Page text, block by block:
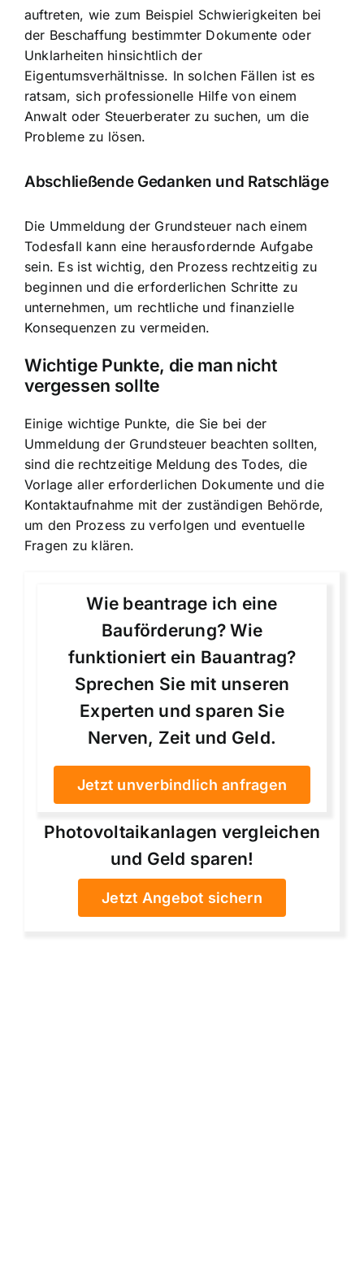
auftreten, wie zum Beispiel Schwierigkeiten bei
der Beschaffung bestimmter Dokumente oder
Unklarheiten hinsichtlich der
Eigentumsverhältnisse. In solchen Fällen ist es
ratsam, sich professionelle Hilfe von einem
Anwalt oder Steuerberater zu suchen, um die
Probleme zu lösen.
Abschließende Gedanken und Ratschläge
Die Ummeldung der Grundsteuer nach einem
Todesfall kann eine herausfordernde Aufgabe
sein. Es ist wichtig, den Prozess rechtzeitig zu
beginnen und die erforderlichen Schritte zu
unternehmen, um rechtliche und finanzielle
Konsequenzen zu vermeiden.
Wichtige Punkte, die man nicht
vergessen sollte
Einige wichtige Punkte, die Sie bei der
Ummeldung der Grundsteuer beachten sollten,
sind die rechtzeitige Meldung des Todes, die
Vorlage aller erforderlichen Dokumente und die
Kontaktaufnahme mit der zuständigen Behörde,
um den Prozess zu verfolgen und eventuelle
Fragen zu klären.
Wie beantrage ich eine
Bauförderung? Wie
funktioniert ein Bauantrag?
Sprechen Sie mit unseren
Experten und sparen Sie
Nerven, Zeit und Geld.
Jetzt unverbindlich anfragen
Photovoltaikanlagen vergleichen
und Geld sparen!
Jetzt Angebot sichern